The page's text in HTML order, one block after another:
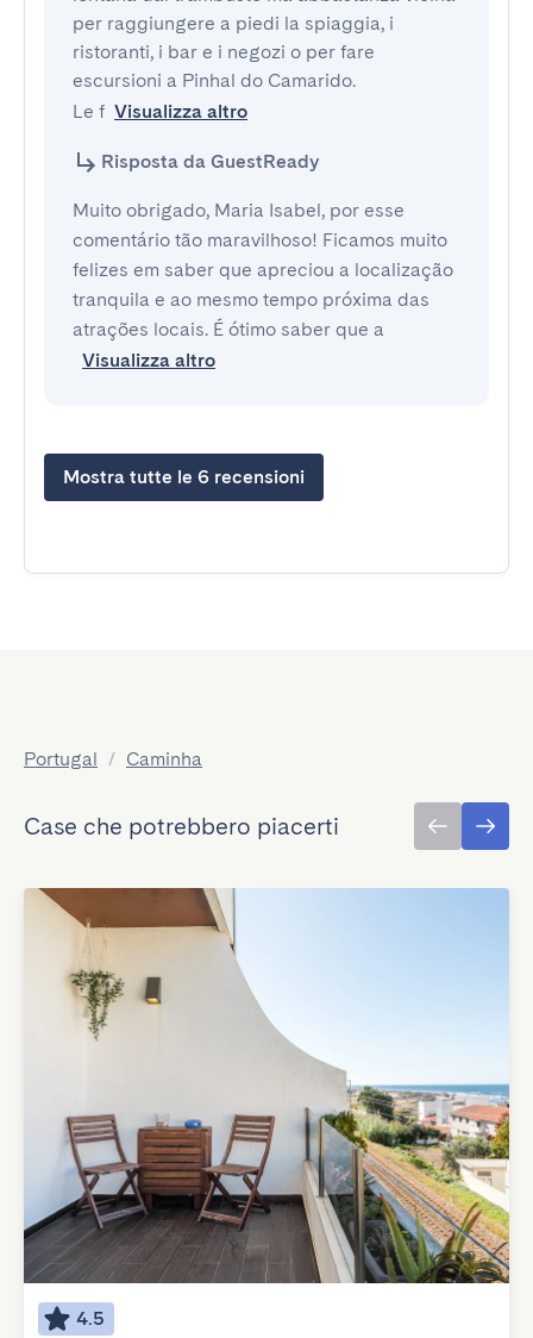
per raggiungere a piedi la spiaggia, i
ristoranti, i bar e i negozi o per fare
escursioni a Pinhal do Camarido.
Le f Visualizza altro
Risposta da GuestReady
Muito obrigado, Maria Isabel, por esse
comentário tão maravilhoso! Ficamos muito
felizes em saber que apreciou a localização
tranquila e ao mesmo tempo próxima das
atrações locais. É ótimo saber que a
Visualizza altro
Mostra tutte le 6 recensioni
Portugal / Caminha
Case che potrebbero piacerti
4.5